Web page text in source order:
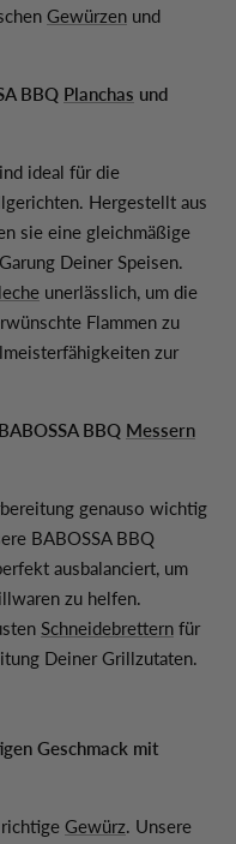
Gewürzen und
BBQ Planchas und
ideal für die
Hergestellt aus
sie eine gleichmäßige
Deiner Speisen.
unerlässlich, um die
Flammen zu
zur
BBQ Messern
genauso wichtig
BABOSSA BBQ
ausbalanciert, um
zu helfen.
Schneidebrettern für
Deiner Grillzutaten.
Geschmack mit
Gewürz. Unsere